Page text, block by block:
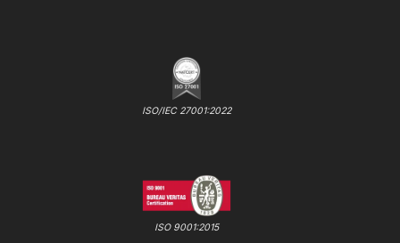
ISO/IEC 27001:2022
ISO 9001:2015